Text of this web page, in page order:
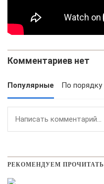
Комментариев нет
Популярные По порядку
РЕКОМЕНДУЕМ ПРОЧИТАТЬ